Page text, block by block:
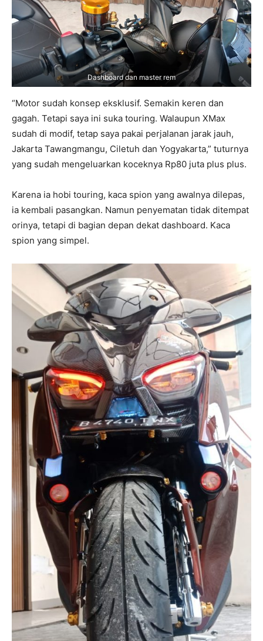
Dashboard dan master rem
“Motor sudah konsep eksklusif. Semakin keren dan
gagah. Tetapi saya ini suka touring. Walaupun XMax
sudah di modif, tetap saya pakai perjalanan jarak jauh,
Jakarta Tawangmangu, Ciletuh dan Yogyakarta,” tuturnya
yang sudah mengeluarkan koceknya Rp80 juta plus plus.
Karena ia hobi touring, kaca spion yang awalnya dilepas,
ia kembali pasangkan. Namun penyematan tidak ditempat
orinya, tetapi di bagian depan dekat dashboard. Kaca
spion yang simpel.